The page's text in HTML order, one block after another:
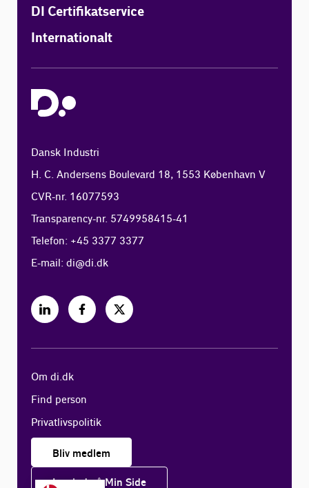
DI Certifikatservice
Internationalt
Dansk Industri
H. C. Andersens Boulevard 18, 1553 København V
CVR-nr. 16077593
Transparency-nr. 5749958415-41
Telefon: +45 3377 3377
E-mail:di@di.dk
Om di.dk
Find person
Privatlivspolitik
Bliv medlem
Log ind på Min Side